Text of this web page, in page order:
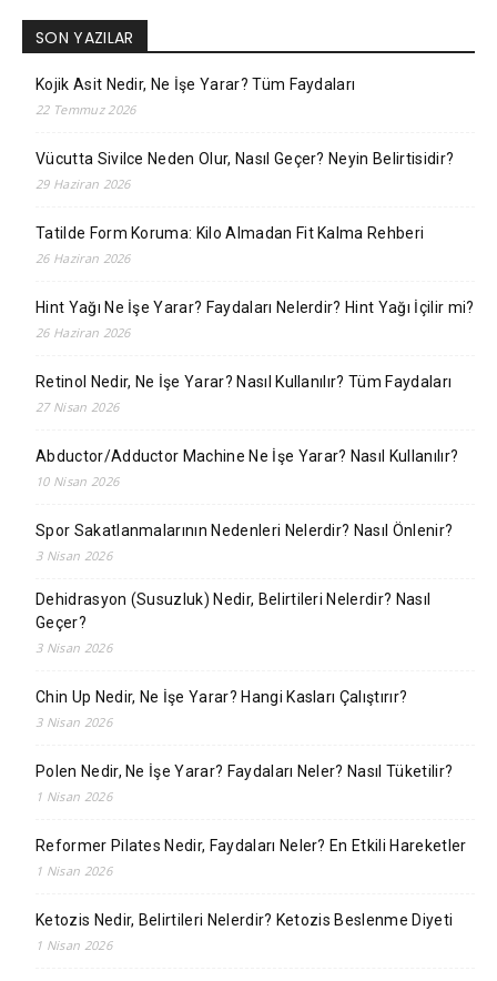
SON YAZILAR
Kojik Asit Nedir, Ne İşe Yarar? Tüm Faydaları
22 Temmuz 2026
Vücutta Sivilce Neden Olur, Nasıl Geçer? Neyin Belirtisidir?
29 Haziran 2026
Tatilde Form Koruma: Kilo Almadan Fit Kalma Rehberi
26 Haziran 2026
Hint Yağı Ne İşe Yarar? Faydaları Nelerdir? Hint Yağı İçilir mi?
26 Haziran 2026
Retinol Nedir, Ne İşe Yarar? Nasıl Kullanılır? Tüm Faydaları
27 Nisan 2026
Abductor/Adductor Machine Ne İşe Yarar? Nasıl Kullanılır?
10 Nisan 2026
Spor Sakatlanmalarının Nedenleri Nelerdir? Nasıl Önlenir?
3 Nisan 2026
Dehidrasyon (Susuzluk) Nedir, Belirtileri Nelerdir? Nasıl
Geçer?
3 Nisan 2026
Chin Up Nedir, Ne İşe Yarar? Hangi Kasları Çalıştırır?
3 Nisan 2026
Polen Nedir, Ne İşe Yarar? Faydaları Neler? Nasıl Tüketilir?
1 Nisan 2026
Reformer Pilates Nedir, Faydaları Neler? En Etkili Hareketler
1 Nisan 2026
Ketozis Nedir, Belirtileri Nelerdir? Ketozis Beslenme Diyeti
1 Nisan 2026